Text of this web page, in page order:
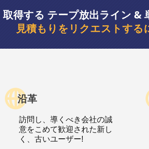
取得する テープ放出ライン &
見積もりをリクエストする
沿革
訪問し、導くべき会社の誠
意をこめて歓迎された新し
く、古いユーザー!